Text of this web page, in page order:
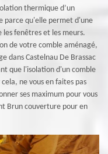
thermique d’un
parce qu'elle permet d'une
fenêtres et les meurs.
de votre comble aménagé,
dans Castelnau De Brassac
que l'isolation d'un comble
ne vous en faites pas
ses maximum pour vous
Brun couverture pour en